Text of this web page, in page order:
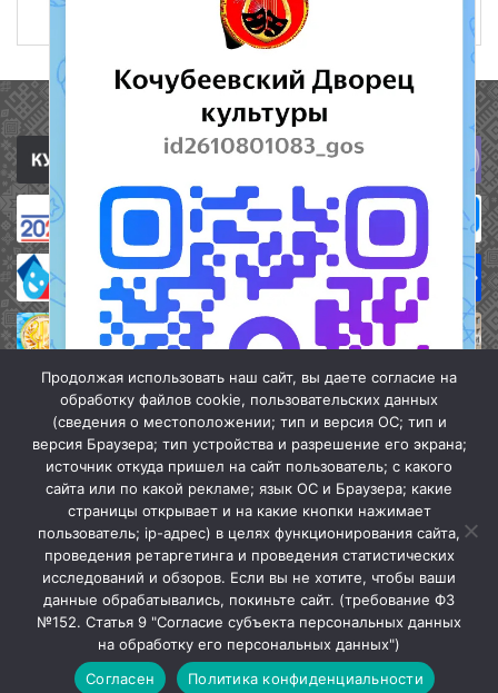
Мы в МАХ
Закрыть
Полезные ссылки
«Кочубеевская централизованная клубная система» © 2026
Продолжая использовать наш сайт, вы даете согласие на
обработку файлов cookie, пользовательских данных
(сведения о местоположении; тип и версия ОС; тип и
версия Браузера; тип устройства и разрешение его экрана;
источник откуда пришел на сайт пользователь; с какого
сайта или по какой рекламе; язык ОС и Браузера; какие
страницы открывает и на какие кнопки нажимает
пользователь; ip-адрес) в целях функционирования сайта,
проведения ретаргетинга и проведения статистических
исследований и обзоров. Если вы не хотите, чтобы ваши
данные обрабатывались, покиньте сайт. (требование ФЗ
№152. Статья 9 "Согласие субъекта персональных данных
на обработку его персональных данных")
Согласен
Политика конфиденциальности